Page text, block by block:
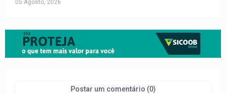
05 Agosto, 2026
Postar um comentário (0)